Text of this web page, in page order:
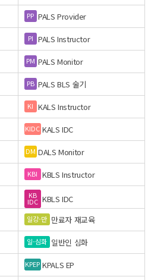
PP PALS Provider
PI PALS Instructor
PM PALS Monitor
PB PALS BLS 술기
KI KALS Instructor
KIDC KALS IDC
DM DALS Monitor
KBI KBLS Instructor
KB
IDC KBLS IDC
일강-만 만료자 재교육
일-심화 일반인 심화
KPEP KPALS EP